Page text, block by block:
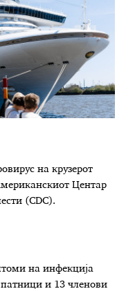
на крузерот
Центар
(CDC).
на инфекција
патници и 13 членови